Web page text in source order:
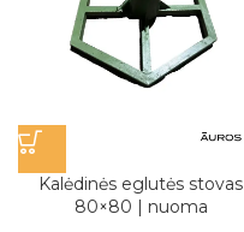
Kalėdinės eglutės stovas
80×80 | nuoma